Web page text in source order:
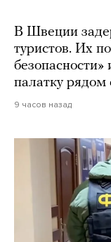
В Швеции
туристов. Их
безопасности»
палатку рядом
9 часов назад